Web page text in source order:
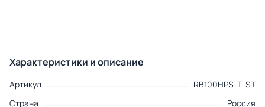
Характеристики и описание
Артикул
RB100HPS-Т-ST
Страна
Россия